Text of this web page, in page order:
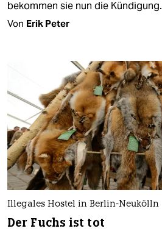
bekommen sie nun die Kündigung.
Von Erik Peter
Illegales Hostel in Berlin-Neukölln
Der Fuchs ist tot